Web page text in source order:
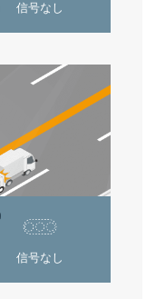
信号なし
信号なし